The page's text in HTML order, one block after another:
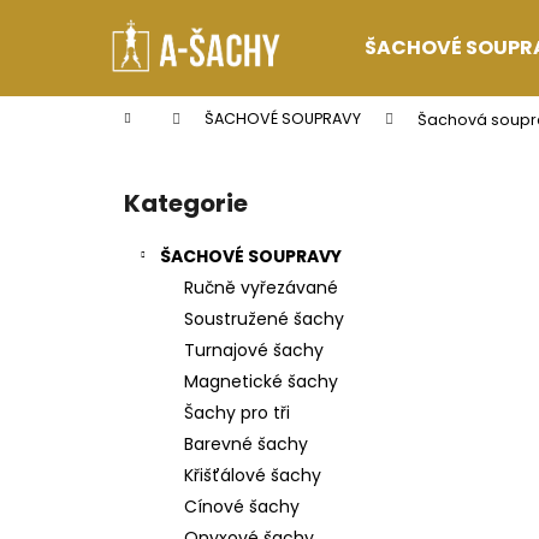
ŠACHOVÉ
Domů ŠACHOVÉ SOUPRAVY Šachová
Přeskočit
kategorie
Kategorie
ŠACHOVÉ SOUPRAVY
Ručně vyřezávané
Soustružené šachy
Turnajové šachy
Magnetické šachy
Šachy pro tři
Barevné šachy
Křišťálové šachy
Cínové šachy
í
Zpět
do
Zpět
do